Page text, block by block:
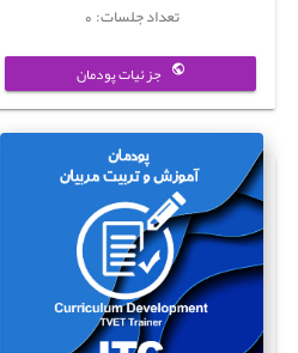
تعداد جلسات: 0
جزئیات پودمان